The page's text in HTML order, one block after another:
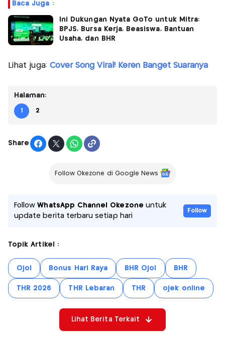
Baca Juga :
Ini Dukungan Nyata GoTo untuk Mitra:
BPJS, Bursa Kerja, Beasiswa, Bantuan
Usaha, dan BHR
Lihat juga: Cover Song Viral! Keren Banget Suaranya
Halaman:
1 2
Share
Follow Okezone di Google News
FollowWhatsApp Channel Okezone untuk
update berita terbaru setiap hari
Follow
Topik Artikel :
Ojol Bonus Hari Raya BHR Ojol BHR
THR 2026 THR Lebaran THR ojek online
Lihat Berita Terkait